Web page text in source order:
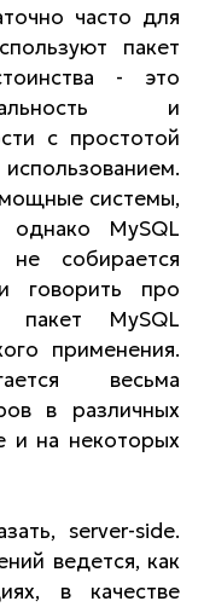
часто для
пакет
- это
и
с простотой
системы,
MySQL
не собирается
говорить про
пакет MySQL
применения.
весьма
в различных
и на некоторых
server-side.
ведется, как
в качестве